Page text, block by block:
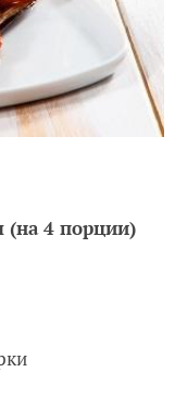
(на 4 порции)